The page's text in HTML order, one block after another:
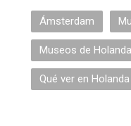
Ámsterdam
Museos de Holanda
Qué ver en Holanda